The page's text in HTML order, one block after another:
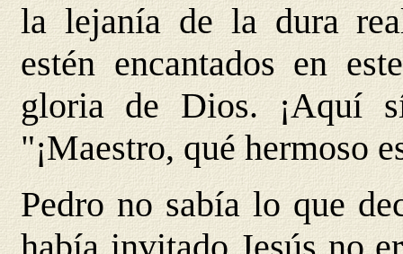
la lejanía de la dura
estén encantados en
gloria de Dios. ¡Aquí
"¡Maestro, qué hermoso
Pedro no sabía lo que